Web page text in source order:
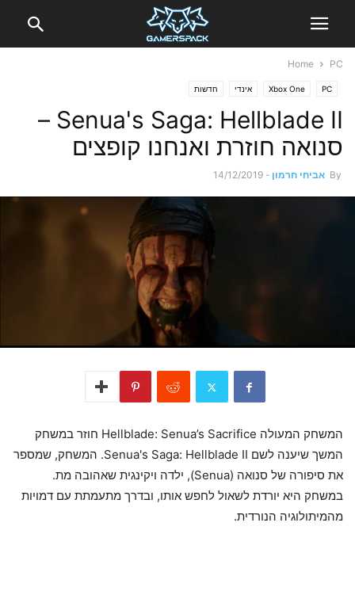
Home PC
PC
Xbox One אינדי חדשות
Senua's Saga: Hellblade II –
סנואה חוזרת ואנחנו קופצים
By אביחי חרמון -
14/12/2019
המשחק המעולה Hellblade: Senua’s Sacrifice חוזר במשחק
המשך שיענה לשם Senua's Saga: Hellblade II. המשחק, שמספר
את סיפורה של סנואה (Senua), ילדה ויקינגית שאהובה מת.
במשחק היא יורדת לשאול לחפש אותו, ובדרך מתעמתת עם דמויות
מהמיתולוגיה הנורדית.